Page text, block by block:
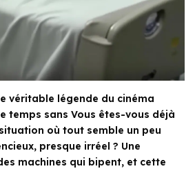
véritable légende du cinéma
temps sans Vous êtes-vous déjà
où tout semble un peu
presque irréel ? Une
machines qui bipent, et cette